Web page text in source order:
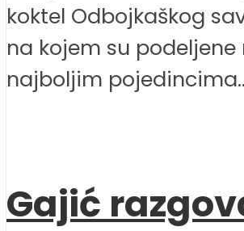
koktel Odbojkaškog
na kojem su
najboljim
Gajić